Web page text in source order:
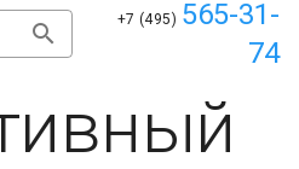
+7 (495) 565-31-
74